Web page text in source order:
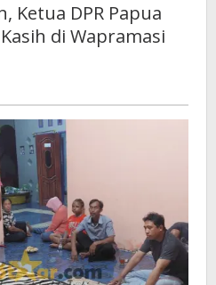
DPR
Papua
Ketua DPR Papua
di Wapramasi